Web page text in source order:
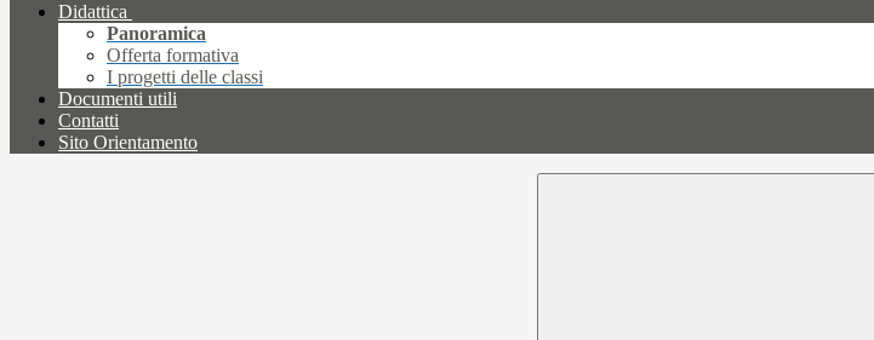
Didattica
Panoramica
Offerta formativa
I progetti delle classi
Documenti utili
Contatti
Sito Orientamento